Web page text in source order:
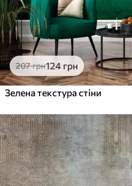
207грн124 грн
Зелена текстура стіни